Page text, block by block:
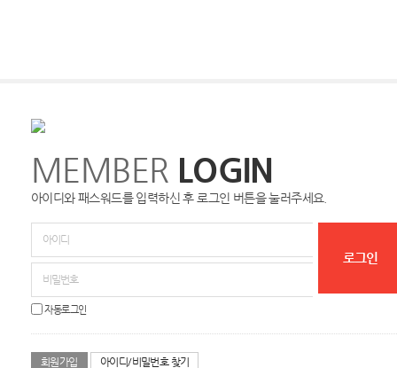
MEMBER LOGIN
아이디와 패스워드를 입력하신 후 로그인 버튼을 눌러주세요.
자동로그인
회원가입 아이디/비밀번호 찾기